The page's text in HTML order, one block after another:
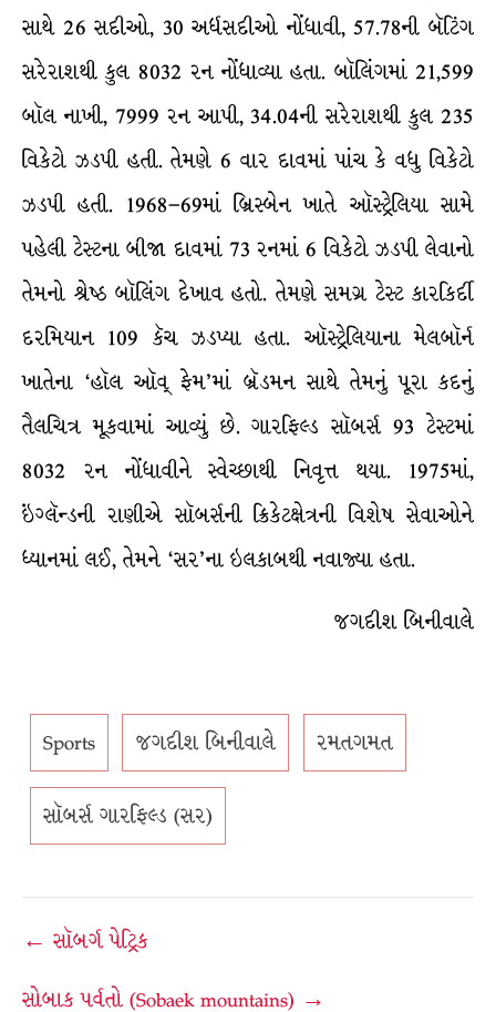
સાથે 26 સદીઓ, 30 અર્ધસદીઓ નોંધાવી, 57.78ની બૅટિંગ
સરેરાશથી કુલ 8032 રન નોંધાવ્યા હતા. બૉલિંગમાં 21,599
બૉલ નાખી, 7999 રન આપી, 34.04ની સરેરાશથી કુલ 235
વિકેટો ઝડપી હતી. તેમણે 6 વાર દાવમાં પાંચ કે વધુ વિકેટો
ઝડપી હતી. 1968–69માં બ્રિસ્બેન ખાતે ઑસ્ટ્રેલિયા સામે
પહેલી ટેસ્ટના બીજા દાવમાં 73 રનમાં 6 વિકેટો ઝડપી લેવાનો
તેમનો શ્રેષ્ઠ બૉલિંગ દેખાવ હતો. તેમણે સમગ્ર ટેસ્ટ કારકિર્દી
દરમિયાન 109 કૅચ ઝડપ્યા હતા. ઑસ્ટ્રેલિયાના મેલબૉર્ન
ખાતેના ‘હૉલ ઑવ્ ફેમ’માં બ્રૅડમન સાથે તેમનું પૂરા કદનું
તૈલચિત્ર મૂકવામાં આવ્યું છે. ગારફિલ્ડ સૉબર્સ 93 ટેસ્ટમાં
8032 રન નોંધાવીને સ્વેચ્છાથી નિવૃત્ત થયા. 1975માં,
ઇંગ્લૅન્ડની રાણીએ સૉબર્સની ક્રિકેટક્ષેત્રની વિશેષ સેવાઓને
ધ્યાનમાં લઈ, તેમને ‘સર’ના ઇલકાબથી નવાજ્યા હતા.
જગદીશ બિનીવાલે
Sports જગદીશ બિનીવાલે રમતગમત
સૉબર્સ ગારફિલ્ડ (સર)
Post
navigation
← સૉબર્ગ પેટ્રિક
સોબાક પર્વતો (Sobaek mountains) →